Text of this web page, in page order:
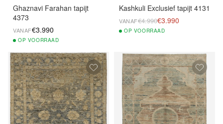
Ghaznavi Farahan tapijt
4373
VANAF€3.990
OP VOORRAAD
Kashkuli Exclusief tapijt 4131
VANAF€4.990€3.990
OP VOORRAAD